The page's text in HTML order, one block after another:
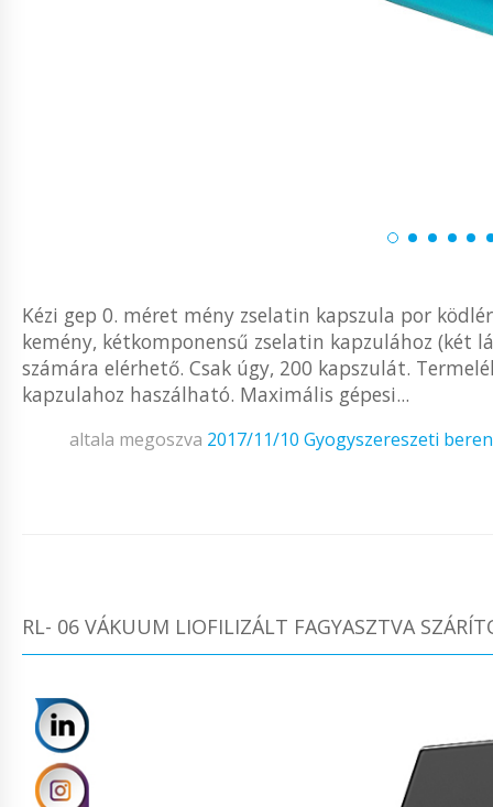
Kézi gep 0. méret mény zselatin kapszula por
kemény, kétkomponensű zselatin kapzulához
számára elérhető. Csak úgy, 200 kapszulát.
kapzulahoz haszálható. Maximális gépesi...
altala megoszva 2017/11/10 Gyogyszereszeti
RL- 06 VÁKUUM LIOFILIZÁLT FAGYASZTVA